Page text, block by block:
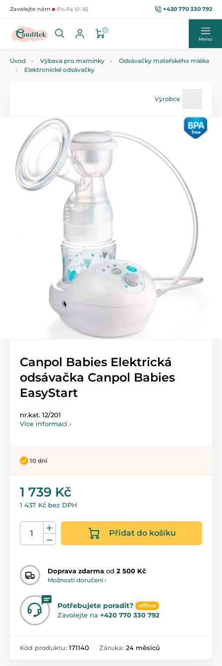
Zavolejte nám (Po-Pá 10-16) +420 770 330 792
0
Menu
Úvod Výbava pro maminky
Odsávačky mateřského mléka
Elektronické odsávačky
Výrobce
Canpol Babies Elektrická
odsávačka Canpol Babies
EasyStart
nr.kat. 12/201
Více informací ›
10 dní
1 739 Kč
1 437 Kč bez DPH
Přidat do košíku
Doprava zdarma od 2 500 Kč
Možnosti doručení ›
Potřebujete poradit? offline
Zavolejte na +420 770 330 792
Kód produktu: 171140 Záruka: 24 měsíců